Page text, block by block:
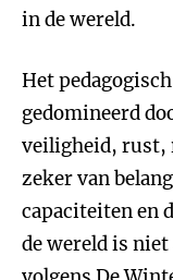
in de wereld.
Het
gedomineerd
veiligheid, rust,
zeker van
capaciteiten en
de wereld is